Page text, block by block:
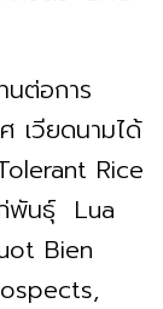
ต่อการ
เวียดนามได้
Rice
พันธุ์ Lua
Bien